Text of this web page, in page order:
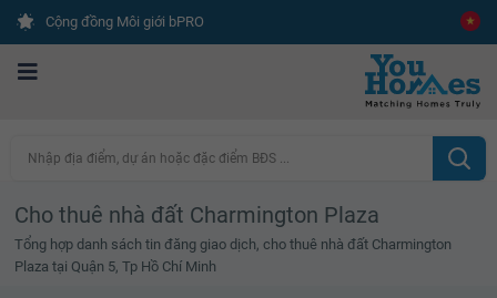
Cộng đồng Môi giới bPRO
Nhập địa điểm, dự án hoặc đặc điểm BĐS ...
Cho thuê nhà đất Charmington Plaza
Tổng hợp danh sách tin đăng giao dịch, cho thuê nhà đất Charmington
Plaza tại Quận 5, Tp Hồ Chí Minh